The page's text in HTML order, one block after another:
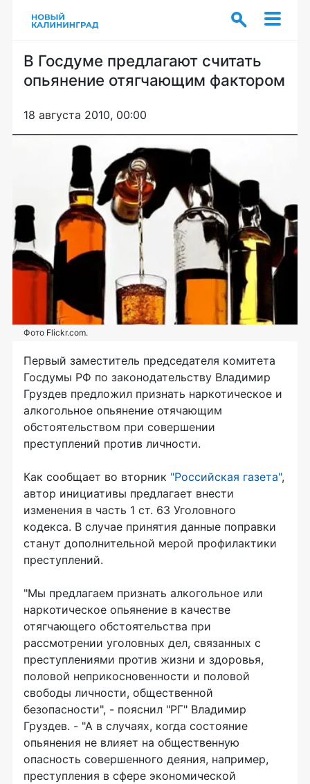
В Госдуме предлагают считать
опьянение отягчающим фактором
18 августа 2010, 00:00
Фото Flickr.com.
Первый заместитель председателя комитета
Госдумы РФ по законодательству Владимир
Груздев предложил признать наркотическое и
алкогольное опьянение отячающим
обстоятельством при совершении
преступлений против личности.
Как сообщает во вторник "Российская газета",
автор инициативы предлагает внести
изменения в часть 1 ст. 63 Уголовного
кодекса. В случае принятия данные поправки
станут дополнительной мерой профилактики
преступлений.
"Мы предлагаем признать алкогольное или
наркотическое опьянение в качестве
отягчающего обстоятельства при
рассмотрении уголовных дел, связанных с
преступлениями против жизни и здоровья,
половой неприкосновенности и половой
свободы личности, общественной
безопасности", - пояснил "РГ" Владимир
Груздев. - "А в случаях, когда состояние
опьянения не влияет на общественную
опасность совершенного деяния, например,
преступления в сфере экономической